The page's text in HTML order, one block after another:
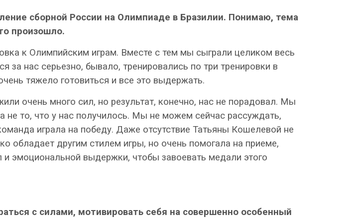
сборной России на Олимпиаде в Бразилии. Понимаю, тема
произошло.
к Олимпийским играм. Вместе с тем мы сыграли целиком весь
нас серьезно, бывало, тренировались по три тренировки в
тяжело готовиться и все это выдержать.
очень много сил, но результат, конечно, нас не порадовал. Мы
то, что у нас получилось. Мы не можем сейчас рассуждать,
играла на победу. Даже отсутствие Татьяны Кошелевой не
обладает другим стилем игры, но очень помогала на приеме,
эмоциональной выдержки, чтобы завоевать медали этого
с силами, мотивировать себя на совершенно особенный